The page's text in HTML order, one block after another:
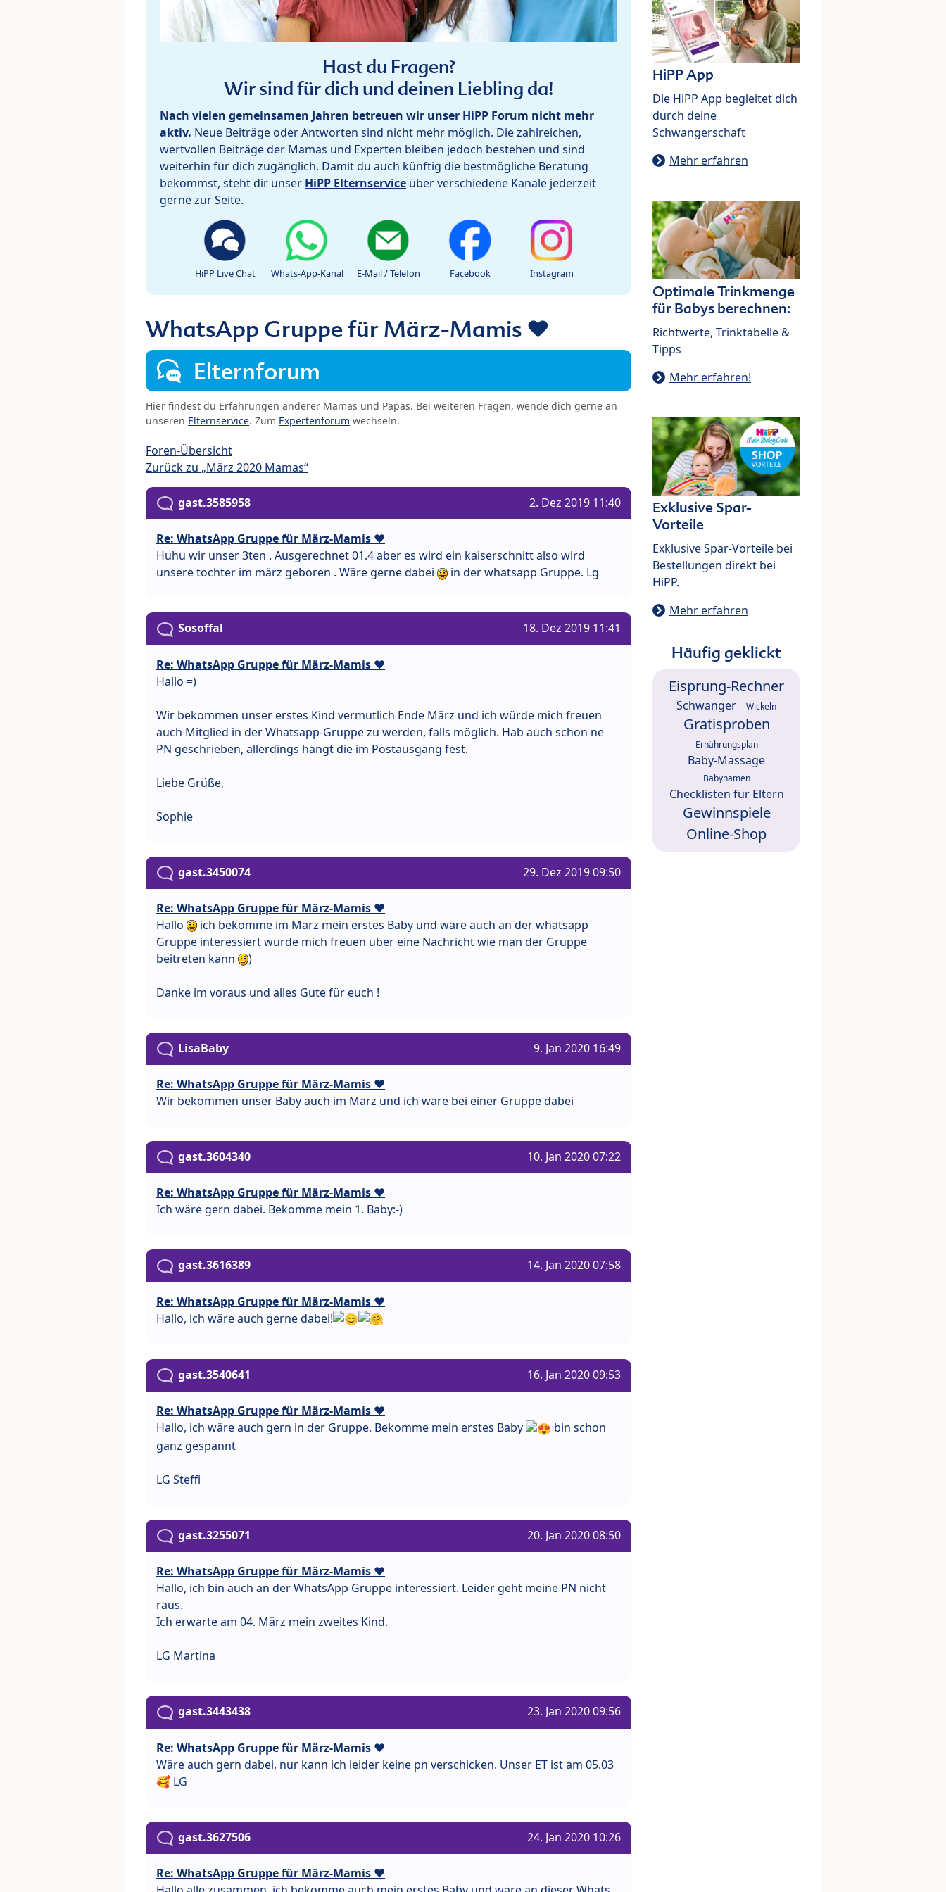
Hast du Fragen?
Wir sind für dich und deinen Liebling da!
Nach vielen gemeinsamen Jahren betreuen wir unser HiPP Forum nicht mehr
aktiv. Neue Beiträge oder Antworten sind nicht mehr möglich. Die zahlreichen,
wertvollen Beiträge der Mamas und Experten bleiben jedoch bestehen und sind
weiterhin für dich zugänglich. Damit du auch künftig die bestmögliche Beratung
bekommst, steht dir unser HiPP Elternservice über verschiedene Kanäle jederzeit
gerne zur Seite.
HiPP Live Chat Whats-App-Kanal E-Mail / Telefon Facebook Instagram
WhatsApp Gruppe für März-Mamis ❤️
Elternforum
Hier findest du Erfahrungen anderer Mamas und Papas. Bei weiteren Fragen, wende dich gerne an
unseren Elternservice. Zum Expertenforum wechseln.
Foren-Übersicht
Zurück zu „März 2020 Mamas“
gast.3585958 2. Dez 2019 11:40
Re: WhatsApp Gruppe für März-Mamis ❤️
Huhu wir unser 3ten . Ausgerechnet 01.4 aber es wird ein kaiserschnitt also wird
unsere tochter im märz geboren . Wäre gerne dabei
in der whatsapp Gruppe. Lg
Sosoffal 18. Dez 2019 11:41
Re: WhatsApp Gruppe für März-Mamis ❤️
Hallo =)
Wir bekommen unser erstes Kind vermutlich Ende März und ich würde mich freuen
auch Mitglied in der Whatsapp-Gruppe zu werden, falls möglich. Hab auch schon ne
PN geschrieben, allerdings hängt die im Postausgang fest.
Liebe Grüße,
Sophie
gast.3450074 29. Dez 2019 09:50
Re: WhatsApp Gruppe für März-Mamis ❤️
Hallo
ich bekomme im März mein erstes Baby und wäre auch an der whatsapp
Gruppe interessiert würde mich freuen über eine Nachricht wie man der Gruppe
beitreten kann
)
Danke im voraus und alles Gute für euch !
LisaBaby 9. Jan 2020 16:49
Re: WhatsApp Gruppe für März-Mamis ❤️
Wir bekommen unser Baby auch im März und ich wäre bei einer Gruppe dabei
gast.3604340 10. Jan 2020 07:22
Re: WhatsApp Gruppe für März-Mamis ❤️
Ich wäre gern dabei. Bekomme mein 1. Baby:-)
gast.3616389 14. Jan 2020 07:58
Re: WhatsApp Gruppe für März-Mamis ❤️
Hallo, ich wäre auch gerne dabei!
gast.3540641 16. Jan 2020 09:53
Re: WhatsApp Gruppe für März-Mamis ❤️
Hallo, ich wäre auch gern in der Gruppe. Bekomme mein erstes Baby
bin schon
ganz gespannt
LG Steffi
gast.3255071 20. Jan 2020 08:50
Re: WhatsApp Gruppe für März-Mamis ❤️
Hallo, ich bin auch an der WhatsApp Gruppe interessiert. Leider geht meine PN nicht
raus.
Ich erwarte am 04. März mein zweites Kind.
LG Martina
gast.3443438 23. Jan 2020 09:56
Re: WhatsApp Gruppe für März-Mamis ❤️
Wäre auch gern dabei, nur kann ich leider keine pn verschicken. Unser ET ist am 05.03
🥰 LG
gast.3627506 24. Jan 2020 10:26
Re: WhatsApp Gruppe für März-Mamis ❤️
HiPP App
Die HiPP App begleitet dich
durch deine
Schwangerschaft
Mehr erfahren
Optimale Trinkmenge
für Babys berechnen:
Richtwerte, Trinktabelle &
Tipps
Mehr erfahren!
Exklusive Spar-
Vorteile
Exklusive Spar-Vorteile bei
Bestellungen direkt bei
HiPP.
Mehr erfahren
Häufig geklickt
Eisprung-Rechner
Schwanger Wickeln
Gratisproben
Ernährungsplan
Baby-Massage
Babynamen
Checklisten für Eltern
Gewinnspiele
Online-Shop